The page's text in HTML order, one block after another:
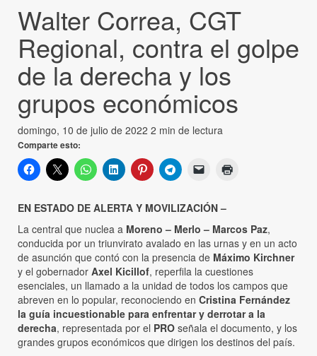
Walter Correa, CGT
Regional, contra el golpe
de la derecha y los
grupos económicos
domingo, 10 de julio de 2022 2 min de lectura
Comparte esto:
EN ESTADO DE ALERTA Y MOVILIZACIÓN –
La central que nuclea a Moreno – Merlo – Marcos Paz,
conducida por un triunvirato avalado en las urnas y en un acto
de asunción que contó con la presencia de Máximo Kirchner
y el gobernador Axel Kicillof, reperfila la cuestiones
esenciales, un llamado a la unidad de todos los campos que
abreven en lo popular, reconociendo en Cristina Fernández
la guía incuestionable para enfrentar y derrotar a la
derecha, representada por el PRO señala el documento, y los
grandes grupos económicos que dirigen los destinos del país.